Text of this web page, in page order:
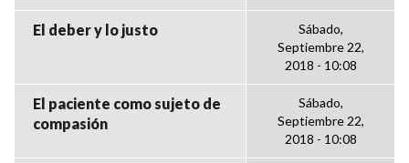
El deber y lo justo
Sábado,
Septiembre 22,
2018 - 10:08
El paciente como sujeto de
compasión
Sábado,
Septiembre 22,
2018 - 10:08